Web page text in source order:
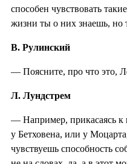
способен чувствовать
жизни ты о них знаешь, но
В. Рулинский
— Поясните, про что это,
Л. Лундстрем
— Например, прикасаясь к
у Бетховена, или у
чувствуешь способность